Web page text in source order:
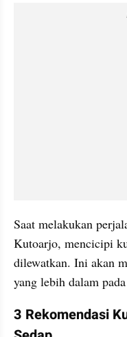
Saat melakukan
Kutoarjo, mencicipi
dilewatkan. Ini akan
yang lebih dalam
3 Rekomendasi